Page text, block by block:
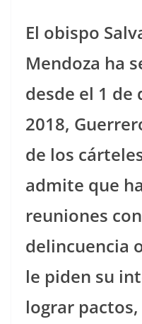
El obispo
Mendoza ha
desde el 1 de
2018,
de los
admite que
reuniones
delincuencia
le piden su
lograr